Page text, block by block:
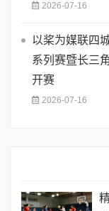
2026-07-16
以桨为媒联四
系列赛暨长三
开赛
2026-07-16